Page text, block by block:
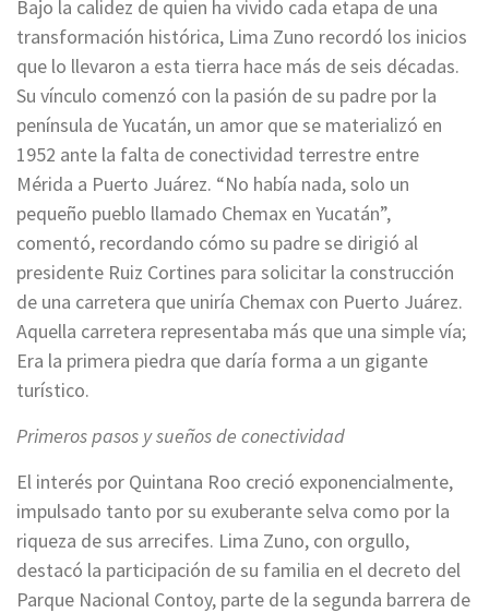
Bajo la calidez de quien ha vivido cada etapa de una
transformación histórica, Lima Zuno recordó los inicios
que lo llevaron a esta tierra hace más de seis décadas.
Su vínculo comenzó con la pasión de su padre por la
península de Yucatán, un amor que se materializó en
1952 ante la falta de conectividad terrestre entre
Mérida a Puerto Juárez. “No había nada, solo un
pequeño pueblo llamado Chemax en Yucatán”,
comentó, recordando cómo su padre se dirigió al
presidente Ruiz Cortines para solicitar la construcción
de una carretera que uniría Chemax con Puerto Juárez.
Aquella carretera representaba más que una simple vía;
Era la primera piedra que daría forma a un gigante
turístico.
Primeros pasos y sueños de conectividad
El interés por Quintana Roo creció exponencialmente,
impulsado tanto por su exuberante selva como por la
riqueza de sus arrecifes. Lima Zuno, con orgullo,
destacó la participación de su familia en el decreto del
Parque Nacional Contoy, parte de la segunda barrera de